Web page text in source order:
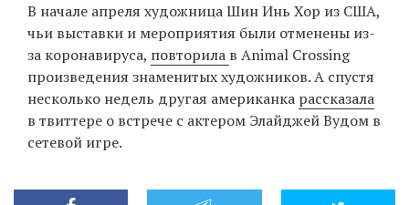
В начале апреля художница Шин Инь Хор из США,
чьи выставки и мероприятия были отменены из-
за коронавируса, повторила в Animal Crossing
произведения знаменитых художников. А спустя
несколько недель другая американка рассказала
в твиттере о встрече с актером Элайджей Вудом в
сетевой игре.